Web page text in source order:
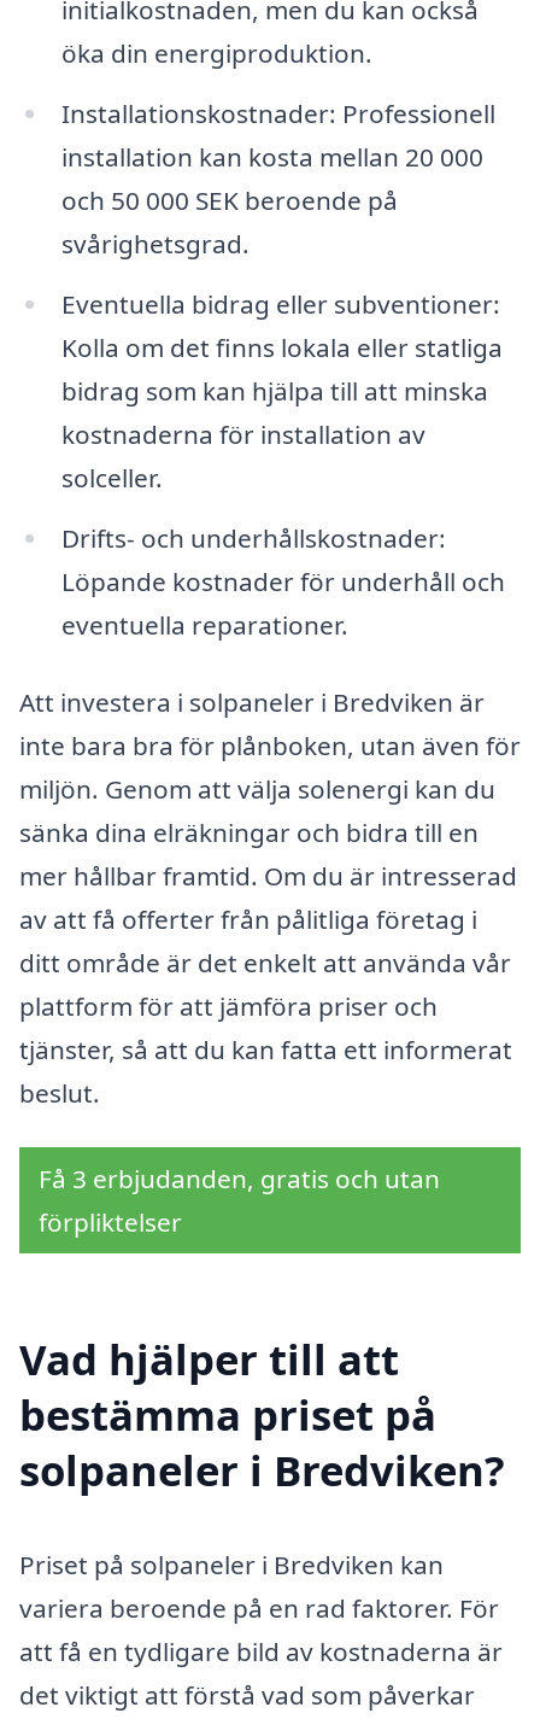
initialkostnaden, men du kan också
öka din energiproduktion.
Installationskostnader: Professionell
installation kan kosta mellan 20 000
och 50 000 SEK beroende på
svårighetsgrad.
Eventuella bidrag eller subventioner:
Kolla om det finns lokala eller statliga
bidrag som kan hjälpa till att minska
kostnaderna för installation av
solceller.
Drifts- och underhållskostnader:
Löpande kostnader för underhåll och
eventuella reparationer.
Att investera i solpaneler i Bredviken är
inte bara bra för plånboken, utan även för
miljön. Genom att välja solenergi kan du
sänka dina elräkningar och bidra till en
mer hållbar framtid. Om du är intresserad
av att få offerter från pålitliga företag i
ditt område är det enkelt att använda vår
plattform för att jämföra priser och
tjänster, så att du kan fatta ett informerat
beslut.
Få 3 erbjudanden, gratis och utan
förpliktelser
Vad hjälper till att
bestämma priset på
solpaneler i Bredviken?
Priset på solpaneler i Bredviken kan
variera beroende på en rad faktorer. För
att få en tydligare bild av kostnaderna är
det viktigt att förstå vad som påverkar